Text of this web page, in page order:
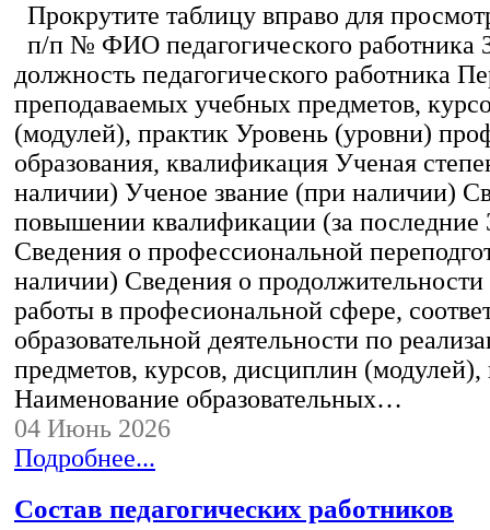
Прокрутите таблицу вправо для
п/п № ФИО педагогического работника
должность педагогического работника
преподаваемых учебных предметов,
(модулей), практик Уровень (уровни)
образования, квалификация Ученая
наличии) Ученое звание (при наличии)
повышении квалификации (за последние
Сведения о профессиональной
наличии) Сведения о
работы в професиональной сфере,
образовательной деятельности по
предметов, курсов, дисциплин (модулей),
Наименование образовательных…
04 Июнь 2026
Подробнее...
Состав педагогических работников